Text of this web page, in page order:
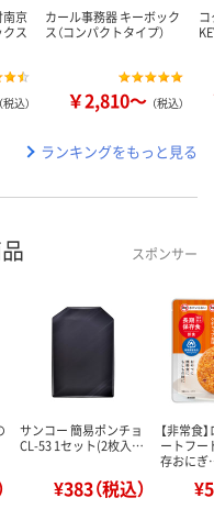
南京
ス
（税込）
カール事務器 キーボック
ス（コンパクトタイプ）
￥2,810～ （税込）
ランキングをもっと見る
スポンサー
サンコー 簡易ポンチョ
CL-53 1セット(2枚入…
¥383（税込）
【非常食
ートフー
存おに